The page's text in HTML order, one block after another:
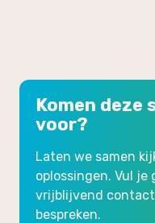
Komen deze
voor?
Laten we samen
oplossingen. Vul je
vrijblijvend
bespreken.